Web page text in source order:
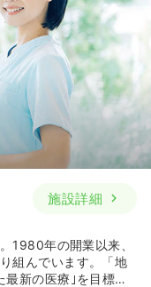
施設詳細
1980年の開業以来、
組んでいます。「地
新の医療｣を目標と